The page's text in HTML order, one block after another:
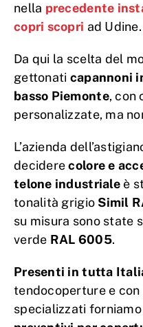
nella precedente
copri scopri ad Udine.
Da qui la scelta del
gettonati capannoni
basso Piemonte, con
personalizzate, ma
L’azienda
deciderecolore e
telone industrialeè
tonalità grigio Simil
su misura sono state
verde RAL 6005.
Presenti in tutta
tendocoperture e con
specializzati